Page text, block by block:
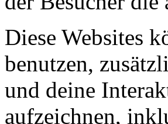
Diese Websites
benutzen,
und deine
aufzeichnen,